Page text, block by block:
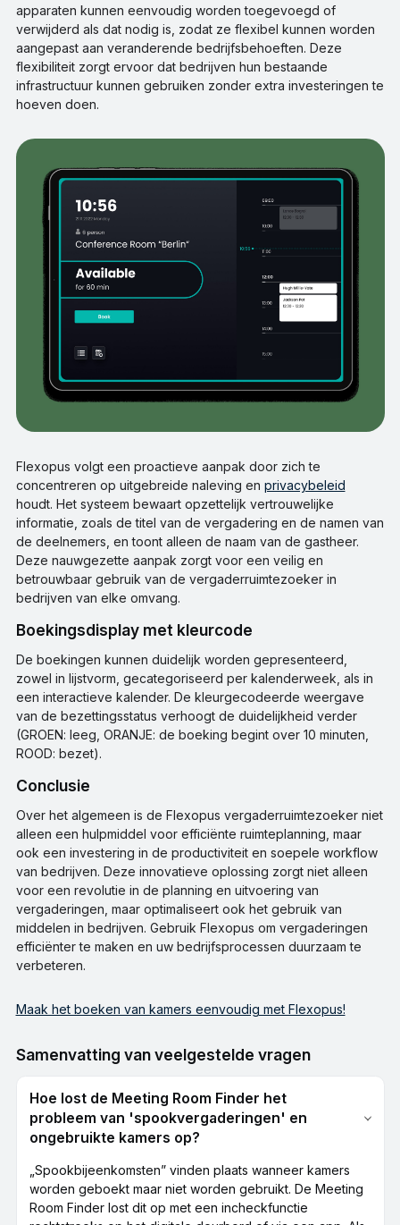
apparaten kunnen eenvoudig worden toegevoegd of
verwijderd als dat nodig is, zodat ze flexibel kunnen worden
aangepast aan veranderende bedrijfsbehoeften. Deze
flexibiliteit zorgt ervoor dat bedrijven hun bestaande
infrastructuur kunnen gebruiken zonder extra investeringen te
hoeven doen.
Flexopus volgt een proactieve aanpak door zich te
concentreren op uitgebreide naleving en privacybeleid
houdt. Het systeem bewaart opzettelijk vertrouwelijke
informatie, zoals de titel van de vergadering en de namen van
de deelnemers, en toont alleen de naam van de gastheer.
Deze nauwgezette aanpak zorgt voor een veilig en
betrouwbaar gebruik van de vergaderruimtezoeker in
bedrijven van elke omvang.
Boekingsdisplay met kleurcode
De boekingen kunnen duidelijk worden gepresenteerd,
zowel in lijstvorm, gecategoriseerd per kalenderweek, als in
een interactieve kalender. De kleurgecodeerde weergave
van de bezettingsstatus verhoogt de duidelijkheid verder
(GROEN: leeg, ORANJE: de boeking begint over 10 minuten,
ROOD: bezet).
conclusie
Over het algemeen is de Flexopus vergaderruimtezoeker niet
alleen een hulpmiddel voor efficiënte ruimteplanning, maar
ook een investering in de productiviteit en soepele workflow
van bedrijven. Deze innovatieve oplossing zorgt niet alleen
voor een revolutie in de planning en uitvoering van
vergaderingen, maar optimaliseert ook het gebruik van
middelen in bedrijven. Gebruik Flexopus om vergaderingen
efficiënter te maken en uw bedrijfsprocessen duurzaam te
verbeteren.
Maak het boeken van kamers eenvoudig met Flexopus!
Samenvatting van veelgestelde vragen
Hoe lost de Meeting Room Finder het
probleem van 'spookvergaderingen' en
ongebruikte kamers op?
„Spookbijeenkomsten” vinden plaats wanneer kamers
worden geboekt maar niet worden gebruikt. De Meeting
Room Finder lost dit op met een incheckfunctie